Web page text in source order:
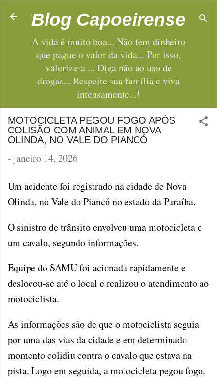
Pular para o conteúdo principal
Blog Capoeirense
A vida é muito boa... Não tem dinheiro
que pague o valor da vida... Por isso,
valorize-a ... Diga não ao uso de
drogas... Respeite sua família e viva
intensamente...!
MOTOCICLETA PEGOU FOGO APÓS
COLISÃO COM ANIMAL EM NOVA
OLINDA, NO VALE DO PIANCÓ
- janeiro 14, 2026
Um acidente foi registrado na cidade de Nova
Olinda, no Vale do Piancó no estado da Paraíba.
O sinistro de trânsito envolveu uma motocicleta e
um cavalo, segundo informações.
Equipe do SAMU foi acionada rapidamente e
deslocou-se até o local e realizou o atendimento ao
motociclista.
As informações são de que o motociclista seguia
por uma das vias da cidade e em determinado
momento colidiu contra o cavalo que estava na
pista. Logo em seguida, a motocicleta pegou fogo.